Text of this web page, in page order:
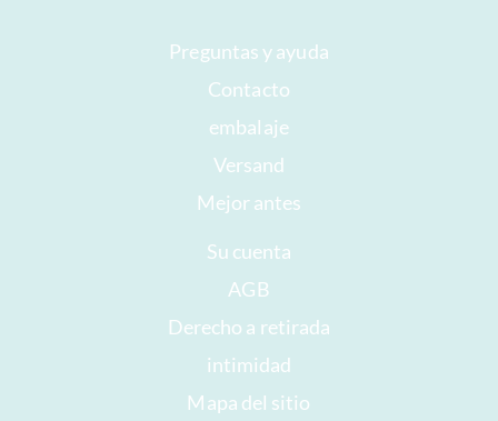
Preguntas y ayuda
Contacto
embalaje
Versand
Mejor antes
Su cuenta
AGB
Derecho a retirada
intimidad
Mapa del sitio